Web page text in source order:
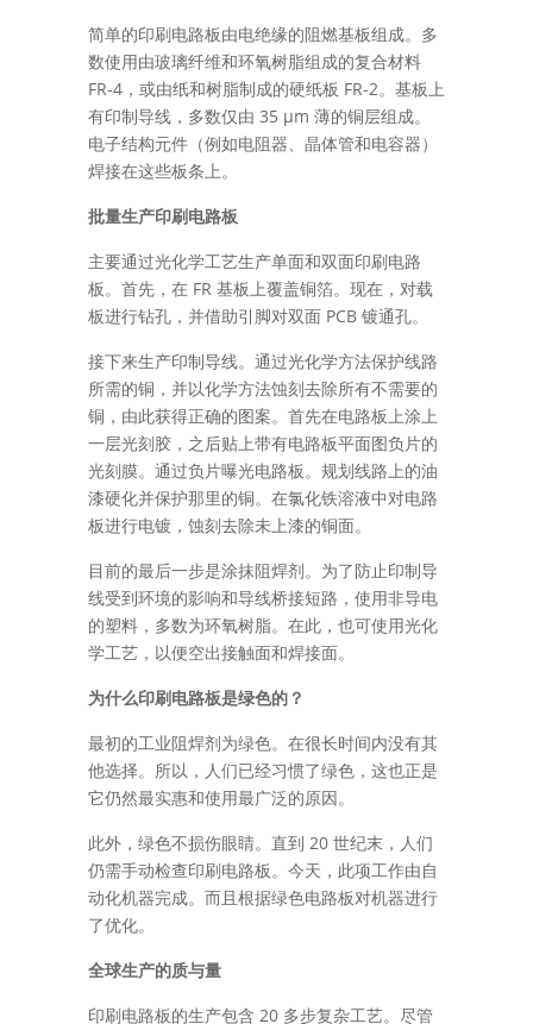
简单的印刷电路板由电绝缘的阻燃基板组成。多
数使用由玻璃纤维和环氧树脂组成的复合材料
FR-4 ，或由纸和树脂制成的硬纸板 FR-2。基板上
有印制导线，多数仅由 35 µm 薄的铜层组成。
电子结构元件（例如电阻器、晶体管和电容器）
焊接在这些板条上。
批量生产印刷电路板
主要通过光化学工艺生产单面和双面印刷电路
板。首先，在 FR 基板上覆盖铜箔。现在，对载
板进行钻孔，并借助引脚对双面 PCB 镀通孔。
接下来生产印制导线。通过光化学方法保护线路
所需的铜，并以化学方法蚀刻去除所有不需要的
铜，由此获得正确的图案。首先在电路板上涂上
一层光刻胶，之后贴上带有电路板平面图负片的
光刻膜。通过负片曝光电路板。规划线路上的油
漆硬化并保护那里的铜。在氯化铁溶液中对电路
板进行电镀，蚀刻去除未上漆的铜面。
目前的最后一步是涂抹阻焊剂。为了防止印制导
线受到环境的影响和导线桥接短路，使用非导电
的塑料，多数为环氧树脂。在此，也可使用光化
学工艺，以便空出接触面和焊接面。
为什么印刷电路板是绿色的？
最初的工业阻焊剂为绿色。在很长时间内没有其
他选择。所以，人们已经习惯了绿色，这也正是
它仍然最实惠和使用最广泛的原因。
此外，绿色不损伤眼睛。直到 20 世纪末，人们
仍需手动检查印刷电路板。今天，此项工作由自
动化机器完成。而且根据绿色电路板对机器进行
了优化。
全球生产的质与量
印刷电路板的生产包含 20 多步复杂工艺。尽管